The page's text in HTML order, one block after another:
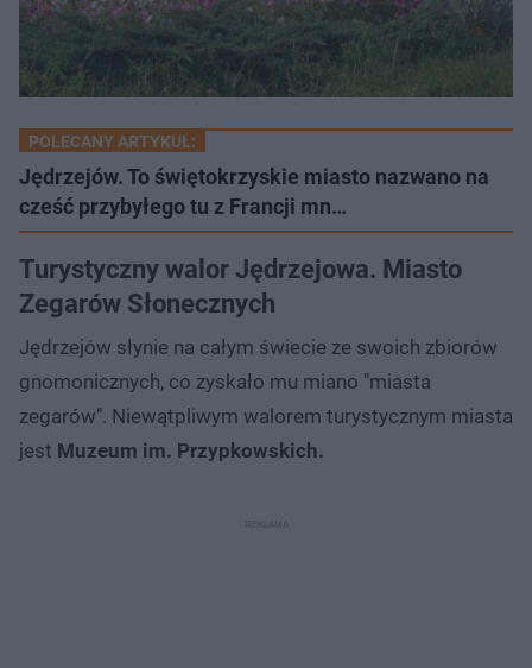
POLECANY ARTYKUŁ:
Jędrzejów. To świętokrzyskie miasto nazwano na
cześć przybyłego tu z Francji mn…
Turystyczny walor Jędrzejowa. Miasto
Zegarów Słonecznych
Jędrzejów słynie na całym świecie ze swoich zbiorów
gnomonicznych, co zyskało mu miano "miasta
zegarów". Niewątpliwym walorem turystycznym miasta
jest Muzeum im. Przypkowskich.